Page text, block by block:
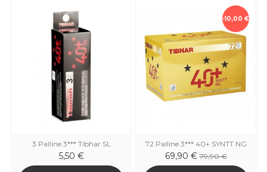
3 Palline 3*** Tibhar SL
5,50 €
-10,00 €
72 Palline 3*** 40+ SYNTT NG
69,90 €79,90 €